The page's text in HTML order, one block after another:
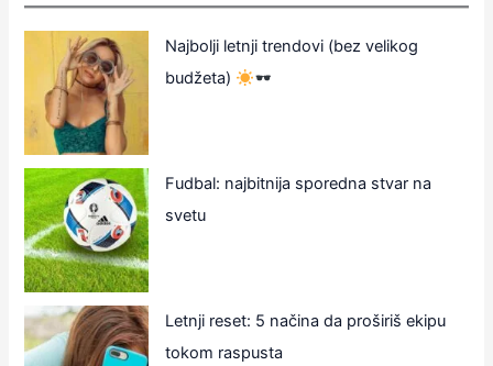
Najbolji letnji trendovi (bez velikog
budžeta)
Fudbal: najbitnija sporedna stvar na
svetu
Letnji reset: 5 načina da proširiš ekipu
tokom raspusta